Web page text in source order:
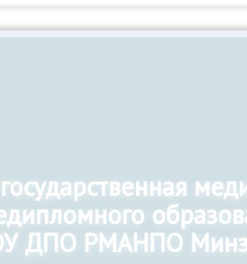
ДПО РМАНПО